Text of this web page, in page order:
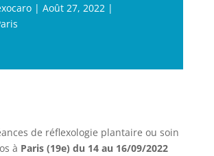
| Août 27, 2022|
de réflexologie plantaire ou soin
à Paris (19e) du 14 au 16/09/2022